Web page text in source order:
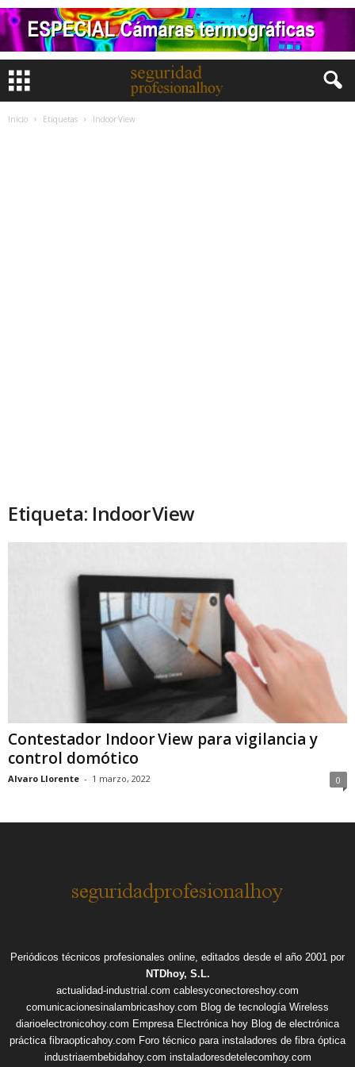
Inicio Etiquetas Indoor View
Etiqueta: Indoor View
Contestador Indoor View para vigilancia y
control domótico
Alvaro Llorente - 1 marzo, 2022 0
Periódicos técnicos profesionales online, editados desde el año 2001 por
NTDhoy, S.L.
actualidad-industrial.com cablesyconectoreshoy.com
comunicacionesinalambricashoy.com Blog de tecnología Wireless
diarioelectronicohoy.com Empresa Electrónica hoy Blog de electrónica
práctica fibraopticahoy.com Foro técnico para instaladores de fibra óptica
industriaembebidahoy.com instaladoresdetelecomhoy.com